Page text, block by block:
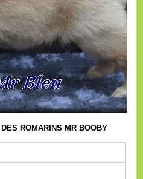
DES ROMARINS MR BOOBY